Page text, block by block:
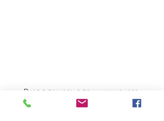
Вход в пещеру в тени инжирного
дерева . Фото: Itzhak Fridman